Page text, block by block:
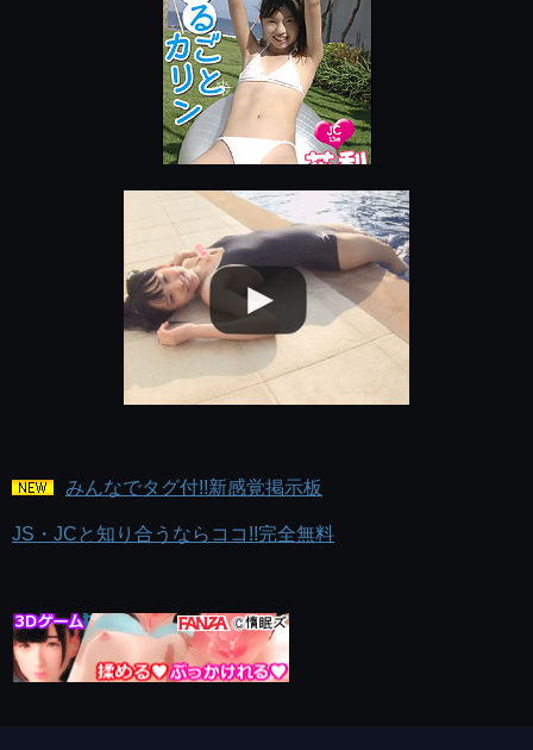
みんなでタグ付!!新感覚掲示板
JS・JCと知り合うならココ!!完全無料